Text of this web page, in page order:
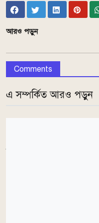
আরও পড়ুন
Comments
এ সম্পর্কিত আরও পড়ুন